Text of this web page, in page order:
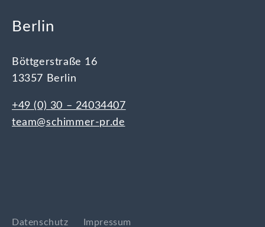
Berlin
Böttgerstraße 16
13357 Berlin
+49 (0) 30 – 24034407
team@schimmer-pr.de
Datenschutz Impressum